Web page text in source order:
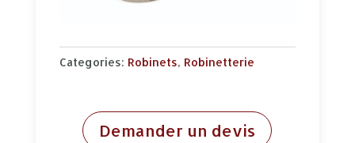
Categories: Robinets, Robinetterie
Demander un devis